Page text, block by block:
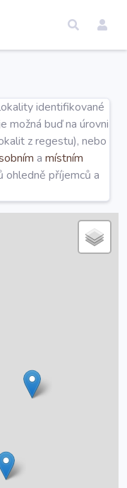
identifikované
možná buď na úrovni
z regestu), nebo
a místním
ohledně příjemců a